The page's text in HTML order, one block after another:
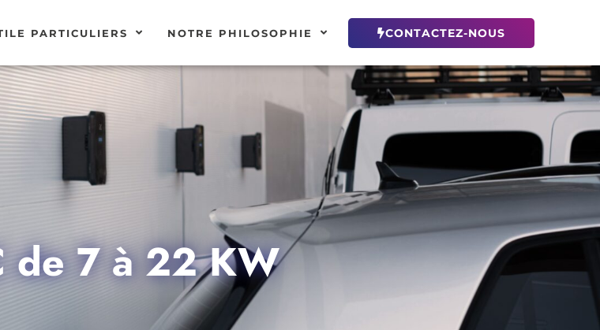
PARTICULIERS NOTRE PHILOSOPHIE CONTACTEZ-NOUS
de 7 à 22 KW